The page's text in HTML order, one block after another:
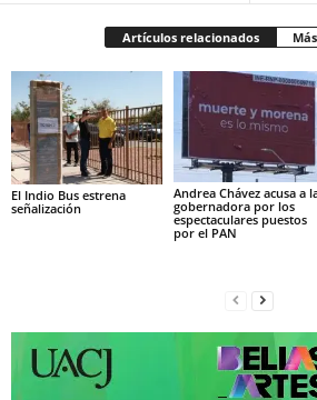
Artículos relacionados
El Indio Bus estrena
señalización
Andrea Chávez acusa a
gobernadora por los
espectaculares puestos
por el PAN